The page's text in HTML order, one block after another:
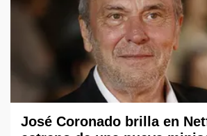
José Coronado brilla en